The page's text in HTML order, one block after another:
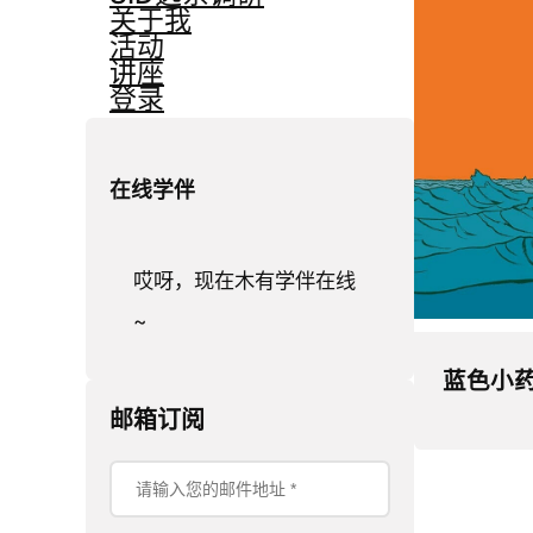
关于我
活动
讲座
登录
在线学伴
哎呀，现在木有学伴在线
~
邮箱订阅
蓝色小